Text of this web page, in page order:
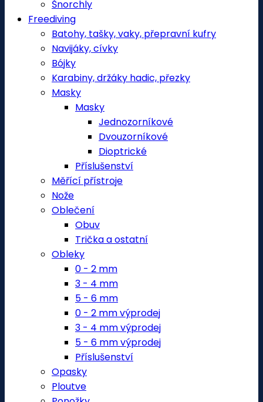
Šnorchly
Freediving
Batohy, tašky, vaky, přepravní kufry
Navijáky, cívky
Bójky
Karabiny, držáky hadic, přezky
Masky
Masky
Jednozorníkové
Dvouzorníkové
Dioptrické
Příslušenství
Měřící přístroje
Nože
Oblečení
Obuv
Trička a ostatní
Obleky
0 - 2 mm
3 - 4 mm
5 - 6 mm
0 - 2 mm výprodej
3 - 4 mm výprodej
5 - 6 mm výprodej
Příslušenství
Opasky
Ploutve